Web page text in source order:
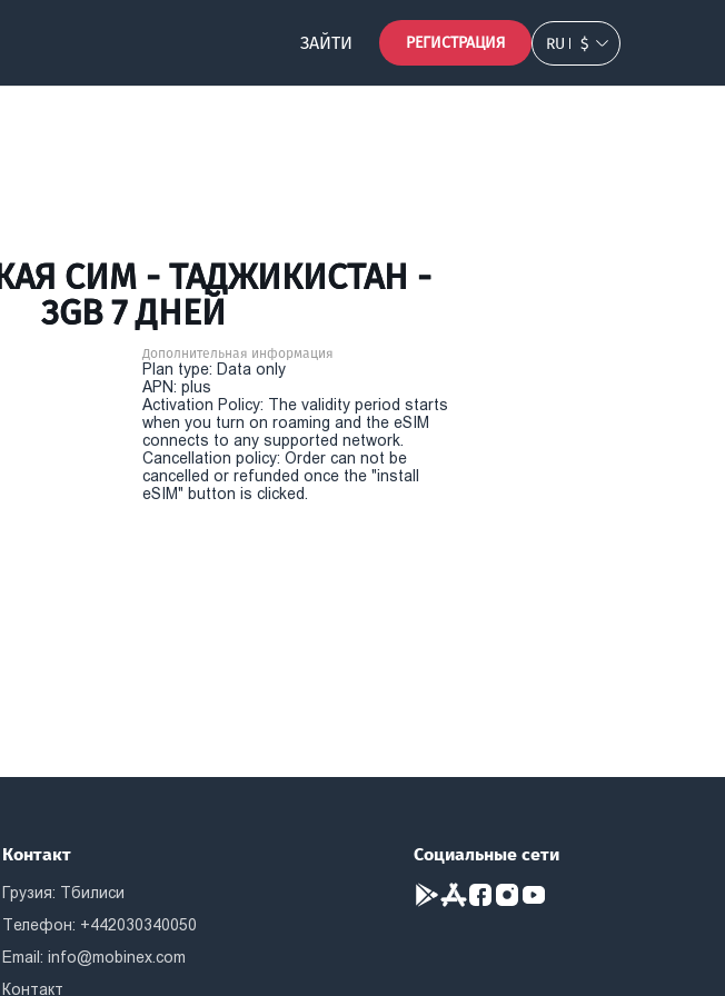
ЗАЙТИ РЕГИСТРАЦИЯ RU $
СИМ - ТАДЖИКИСТАН -
3GB 7 ДНЕЙ
Дополнительная информация
Plan type: Data only
APN: plus
Activation Policy: The validity period starts
when you turn on roaming and the eSIM
connects to any supported network.
Cancellation policy: Order can not be
cancelled or refunded once the "install
eSIM" button is clicked.
Контакт
Грузия: Тбилиси
Телефон: +442030340050
Email:info@mobinex.com
Контакт
Социальные сети